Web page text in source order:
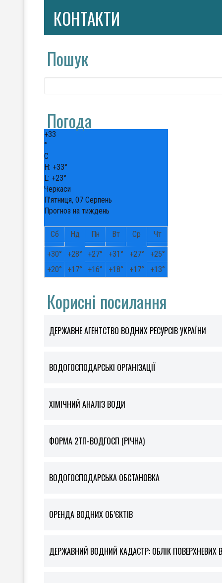
КОНТАКТИ
Пошук
Погода
+33
°
C
H: +33°
L: +23°
Черкаси
П’ятниця, 07 Серпень
Прогноз на тиждень
Сб Нд Пн Вт Ср Чт
+30° +28° +27° +31° +27° +25°
+20° +17° +16° +18° +17° +13°
Корисні посилання
ДЕРЖАВНЕ АГЕНТСТВО ВОДНИХ РЕСУРСІВ УКРАЇНИ
ВОДОГОСПОДАРСЬКІ ОРГАНІЗАЦІЇ
ХІМІЧНИЙ АНАЛІЗ ВОДИ
ФOРМА 2ТП-ВОДГОСП (РІЧНА)
ВОДОГОСПОДАРСЬКА ОБСТАНОВКА
ОРЕНДА ВОДНИХ ОБ’ЄКТІВ
ДЕРЖАВНИЙ ВОДНИЙ КАДАСТР: ОБЛІК ПОВЕРХНЕВИХ